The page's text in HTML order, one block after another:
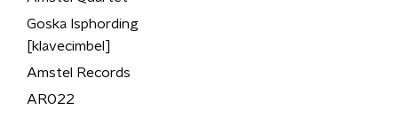
Goska Isphording
[klavecimbel]
Amstel Records
AR022